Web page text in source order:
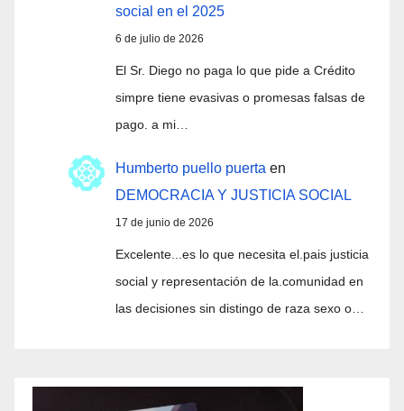
social en el 2025
6 de julio de 2026
El Sr. Diego no paga lo que pide a Crédito
simpre tiene evasivas o promesas falsas de
pago. a mi…
Humberto puello puerta en
DEMOCRACIA Y JUSTICIA SOCIAL
17 de junio de 2026
Excelente...es lo que necesita el.pais justicia
social y representación de la.comunidad en
las decisiones sin distingo de raza sexo o…